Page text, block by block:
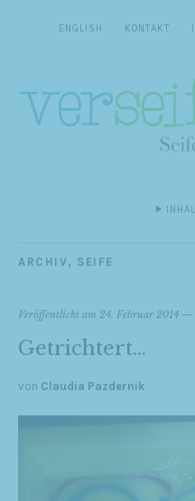
ENGLISH KONTAKT
ARCHIV , SEIFE
Veröffentlicht am 24. Februar 2014
Getrichtert…
von Claudia Pazdernik